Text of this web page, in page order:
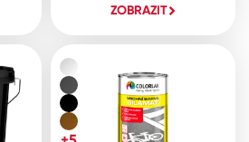
ZOBRAZIT